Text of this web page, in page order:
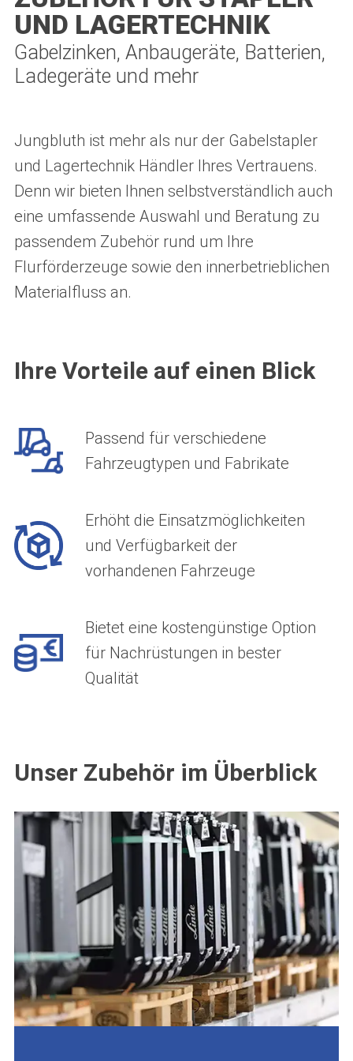
Gabelzinken, Anbaugeräte, Batterien,
Ladegeräte und mehr
UND LAGERTECHNIK
Jungbluth ist mehr als nur der Gabelstapler
und Lagertechnik Händler Ihres Vertrauens.
Denn wir bieten Ihnen selbstverständlich auch
eine umfassende Auswahl und Beratung zu
passendem Zubehör rund um Ihre
Flurförderzeuge sowie den innerbetrieblichen
Materialfluss an.
Ihre Vorteile auf einen Blick
Passend für verschiedene
Fahrzeugtypen und Fabrikate
Erhöht die Einsatzmöglichkeiten
und Verfügbarkeit der
vorhandenen Fahrzeuge
Bietet eine kostengünstige Option
für Nachrüstungen in bester
Qualität
Unser Zubehör im Überblick